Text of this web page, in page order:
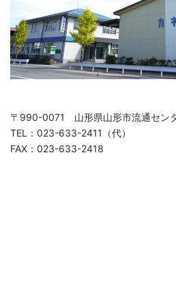
〒990-0071 山形県山形市流通セン
TEL：023-633-2411（代）
FAX：023-633-2418